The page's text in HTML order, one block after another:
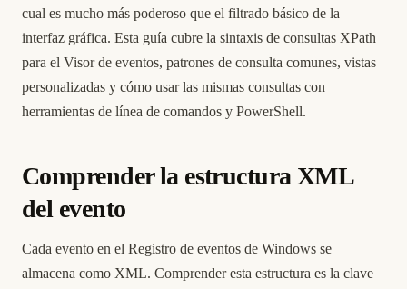
cual es mucho más poderoso que el filtrado básico de la
interfaz gráfica. Esta guía cubre la sintaxis de consultas XPath
para el Visor de eventos, patrones de consulta comunes, vistas
personalizadas y cómo usar las mismas consultas con
herramientas de línea de comandos y PowerShell.
Comprender la estructura XML
del evento
Cada evento en el Registro de eventos de Windows se
almacena como XML. Comprender esta estructura es la clave